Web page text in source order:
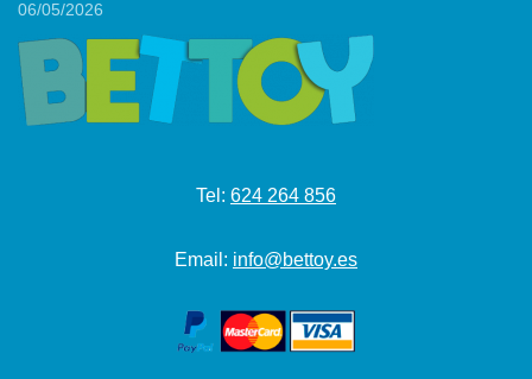
06/05/2026
Tel: 624 264 856
Email: info@bettoy.es